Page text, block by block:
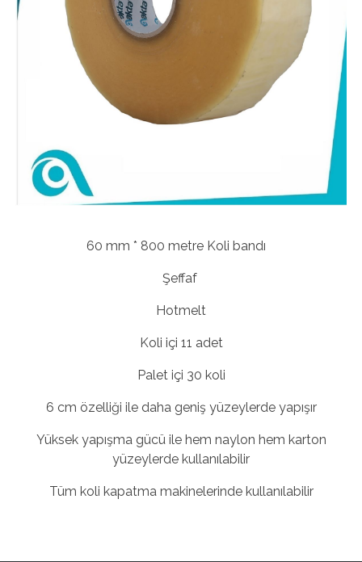
60 mm * 800 metre Koli bandı
Şeffaf
Hotmelt
Koli içi 11 adet
Palet içi 30 koli
6 cm özelliği ile daha geniş yüzeylerde yapışır
Yüksek yapışma gücü ile hem naylon hem karton
yüzeylerde kullanılabilir
Tüm koli kapatma makinelerinde kullanılabilir